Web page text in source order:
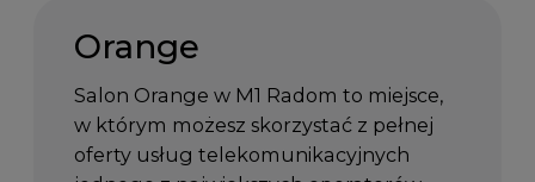
Orange
Salon Orange w M1 Radom to miejsce,
w którym możesz skorzystać z pełnej
oferty usług telekomunikacyjnych